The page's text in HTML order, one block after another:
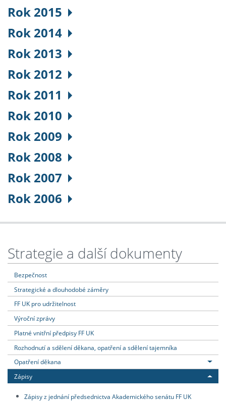
Rok 2015
Rok 2014
Rok 2013
Rok 2012
Rok 2011
Rok 2010
Rok 2009
Rok 2008
Rok 2007
Rok 2006
Strategie a další dokumenty
Bezpečnost
Strategické a dlouhodobé záměry
FF UK pro udržitelnost
Výroční zprávy
Platné vnitřní předpisy FF UK
Rozhodnutí a sdělení děkana, opatření a sdělení tajemníka
Opatření děkana
Zápisy
Zápisy z jednání předsednictva Akademického senátu FF UK